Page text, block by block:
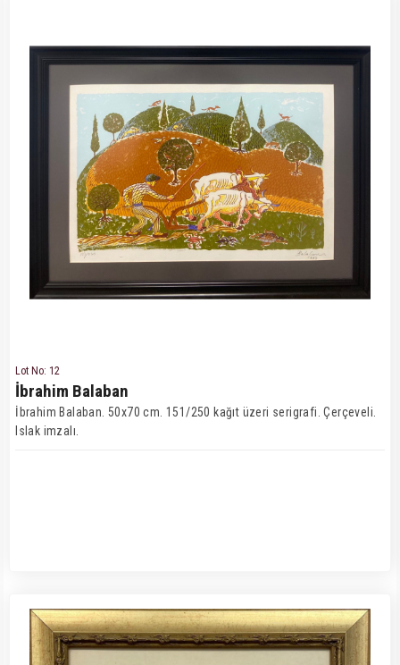
Lot No: 12
İbrahim Balaban
İbrahim Balaban. 50x70 cm. 151/250 kağıt üzeri serigrafi. Çerçeveli.
Islak imzalı.